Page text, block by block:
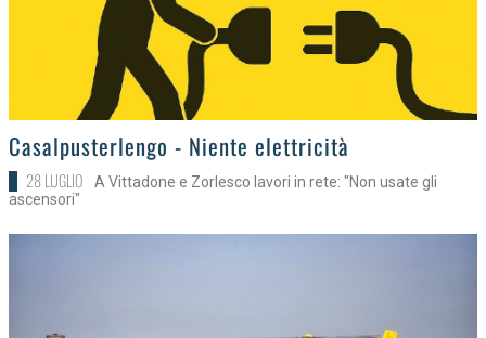
>
Casalpusterlengo - Niente elettricità
28 LUGLIO
A Vittadone e Zorlesco lavori in rete: "Non usate gli
ascensori"